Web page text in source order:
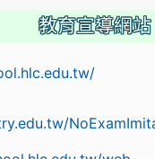
教育宣導網站